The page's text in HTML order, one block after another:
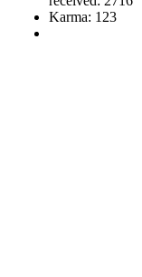
Karma: 123